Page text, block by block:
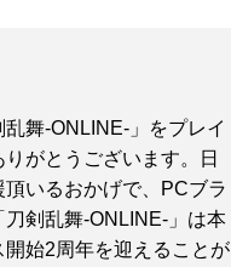
舞-ONLINE-」をプレイ
がとうございます。日
いるおかげで、PCブラ
刀剣乱舞-ONLINE-」は本
開始2周年を迎えることが